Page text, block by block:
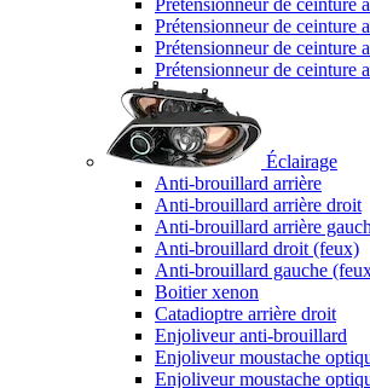
Prétensionneur de ceinture
Prétensionneur de ceinture
Prétensionneur de ceinture
Prétensionneur de ceinture
Éclairage
Anti-brouillard arrière
Anti-brouillard arrière droit
Anti-brouillard arrière
Anti-brouillard droit (feux)
Anti-brouillard gauche
Boitier xenon
Catadioptre arrière droit
Enjoliveur anti-brouillard
Enjoliveur moustache
Enjoliveur moustache